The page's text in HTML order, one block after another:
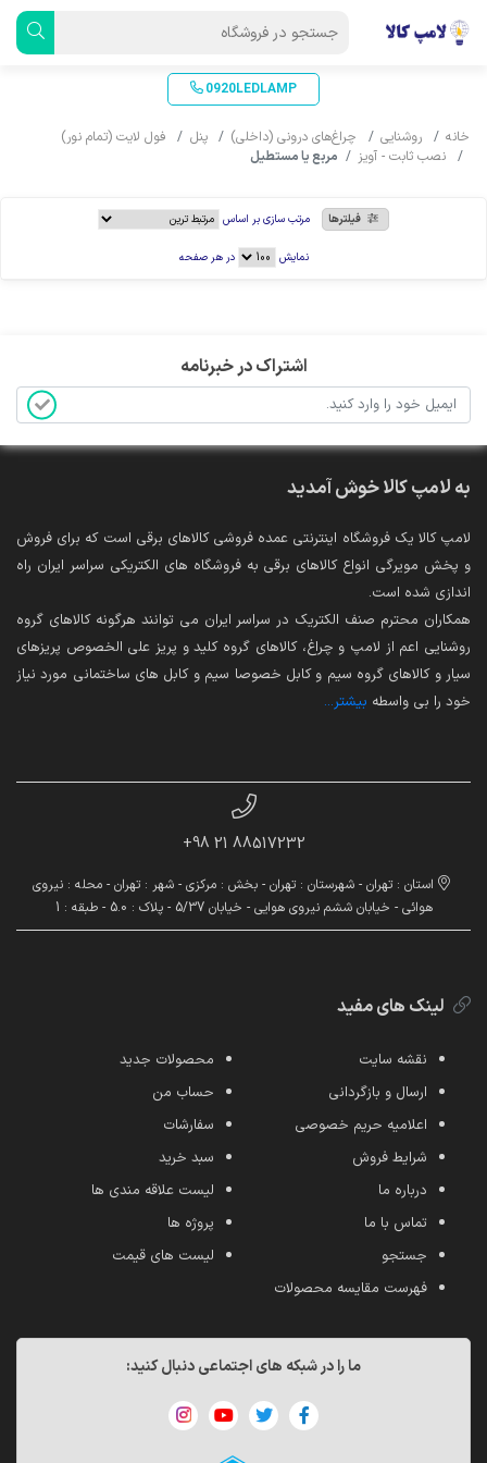
0920LEDLAMP
خانه روشنایی چراغ‌های درونی (داخلی) پنل
فول لایت (تمام نور)
نصب ثابت - آویز
مربع یا مستطیل
فیلترها مرتب سازی بر اساس
نمایش در هر صفحه
اشتراک در خبرنامه
به لامپ کالا خوش آمدید
لامپ کالا یک فروشگاه اینترنتی عمده فروشی کالاهای برقی است که برای فروش
و پخش مویرگی انواع کالاهای برقی به فروشگاه های الکتریکی سراسر ایران راه
اندازی شده است.
همکاران محترم صنف الکتریک در سراسر ایران می توانند هرگونه کالاهای گروه
روشنایی اعم از لامپ و چراغ، کالاهای گروه کلید و پریز علی الخصوص پریزهای
سیار و کالاهای گروه سیم و کابل خصوصا سیم و کابل های ساختمانی مورد نیاز
خود را بی واسطه بیشتر...
88517232 21 98+
استان : تهران - شهرستان : تهران - بخش : مرکزی - شهر : تهران - محله : نیروی
هوائی - خیابان ششم نیروی هوایی - خیابان 5/37 - پلاک : 5.0 - طبقه : 1
لینک های مفید
نقشه سایت
ارسال و بازگردانی
اعلامیه حریم خصوصی
شرایط فروش
درباره ما
تماس با ما
جستجو
فهرست مقایسه محصولات
محصولات جدید
حساب من
سفارشات
سبد خرید
لیست علاقه مندی ها
پروژه ها
لیست های قیمت
ما را در شبکه های اجتماعی دنبال کنید: